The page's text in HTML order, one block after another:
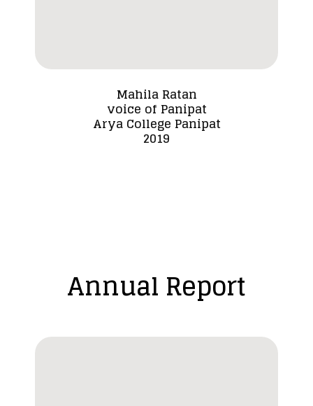
Mahila Ratan
voice of Panipat
Arya College Panipat
2019
Annual Report